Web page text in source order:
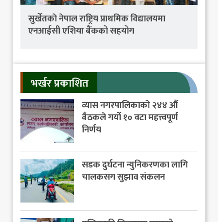
सुर्खेतकाे नेपाल राष्ट्रिय प्राथमिक विद्यालयमा
एनआईसी एशिया बैंकको सहयोग
भर्खर प्रकाशित
व्यास नगरपालिकाको २४४ औं
बैठकले गर्यो १० वटा महत्त्वपूर्ण
निर्णय
सडक दुर्घटना न्युनिकरणका लागि
चालकसग सुझाव संकलन